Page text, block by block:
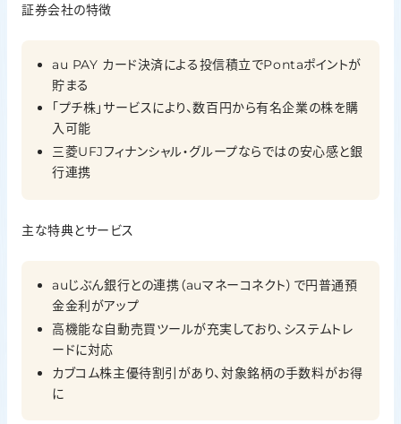
Pontaポイント
証券会社の特徴
au PAY カード決済による投信積立でPontaポイントが
貯まる
「プチ株」サービスにより、数百円から有名企業の株を購
入可能
三菱UFJフィナンシャル・グループならではの安心感と銀
行連携
主な特典とサービス
auじぶん銀行との連携（auマネーコネクト）で円普通預
金金利がアップ
高機能な自動売買ツールが充実しており、システムトレ
ードに対応
カブコム株主優待割引があり、対象銘柄の手数料がお得
に